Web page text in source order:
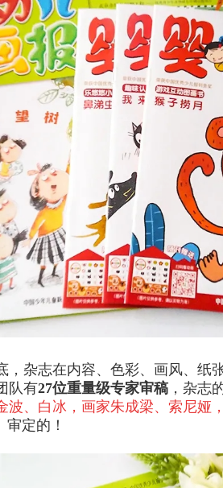
，杂志在内容、色彩、画风、纸
队有27位重量级专家审稿 ，杂志
波、白冰，画家朱成梁、索尼娅
审定的！